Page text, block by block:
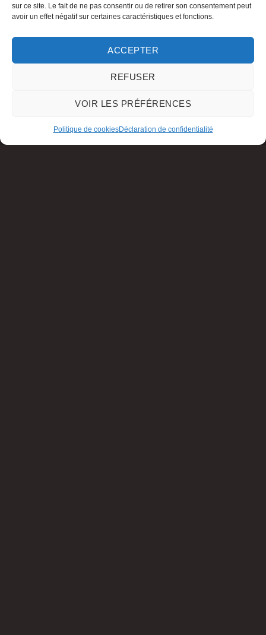
sur ce site. Le fait de ne pas consentir ou de retirer son consentement peut
avoir un effet négatif sur certaines caractéristiques et fonctions.
ACCEPTER
REFUSER
VOIR LES PRÉFÉRENCES
Politique de cookiesDéclaration de confidentialité